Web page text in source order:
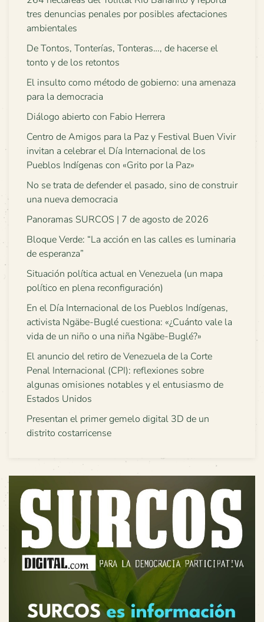
tres denuncias penales por posibles afectaciones
ambientales
De Tontos, Tonterías, Tonteras…, de hacerse el
tonto y de los retontos
El insulto como método de gobierno: una amenaza
para la democracia
Diálogo abierto con Fabio Herrera
Centro de Amigos para la Paz y Festival Buen Vivir
invitan a celebrar el Día Internacional de los
Pueblos Indígenas con «Grito por la Paz»
No se trata de defender el pasado, sino de construir
una nueva democracia
Panoramas SURCOS | 7 de agosto de 2026
Bloque Verde: “La acción en las calles es luminaria
de esperanza”
Situación política actual en Venezuela (un mapa
político en plena reconfiguración)
En el Día Internacional de los Pueblos Indígenas,
activista Ngäbe-Buglé cuestiona: «¿Cuánto vale la
vida de un niño o una niña Ngäbe-Buglé?»
El anuncio del retiro de Venezuela de la Corte
Penal Internacional (CPI): reflexiones sobre
algunas omisiones notables y el entusiasmo de
Estados Unidos
Presentan el primer gemelo digital 3D de un
distrito costarricense